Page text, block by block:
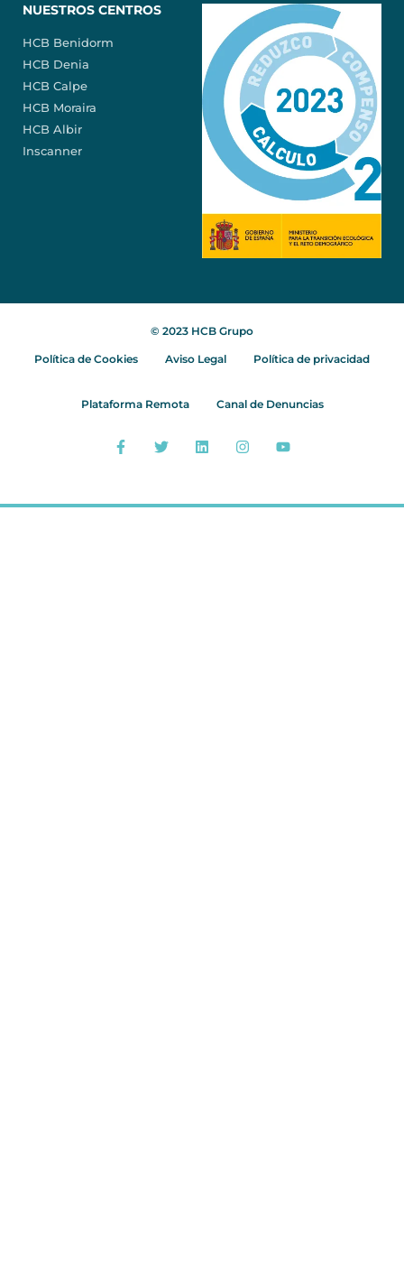
NUESTROS CENTROS
HCB Benidorm
HCB Denia
HCB Calpe
HCB Moraira
HCB Albir
Inscanner
© 2023 HCB Grupo
Política de Cookies Aviso Legal Política de privacidad
Plataforma Remota Canal de Denuncias